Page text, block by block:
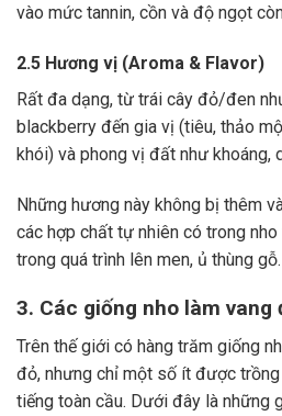
vào mức tannin, cồn và độ ngọt
2.5 Hương vị (Aroma & Flavor)
Rất đa dạng, từ trái cây đỏ/đen
blackberry đến gia vị (tiêu, thảo
khói) và phong vị đất như khoáng,
Những hương này không bị thêm
các hợp chất tự nhiên có trong
trong quá trình lên men, ủ thùng gỗ.
3. Các giống nho làm vang
Trên thế giới có hàng trăm giống
đỏ, nhưng chỉ một số ít được
tiếng toàn cầu. Dưới đây là những